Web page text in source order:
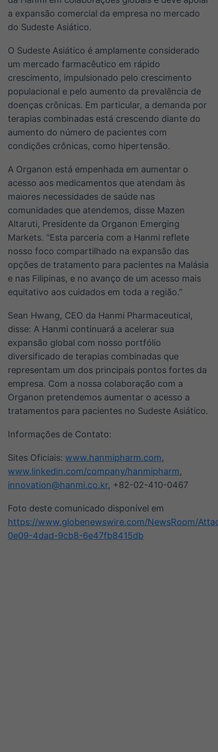
a expansão comercial da empresa no mercado
do Sudeste Asiático.
O Sudeste Asiático é amplamente considerado
um mercado farmacêutico em rápido
crescimento, impulsionado pelo crescimento
populacional e pelo aumento da prevalência de
doenças crônicas. Em particular, a demanda por
terapias combinadas está crescendo diante do
aumento do número de pacientes com
condições crônicas, como hipertensão.
A Organon está empenhada em aumentar o
acesso aos medicamentos que atendam às
maiores necessidades de saúde nas
comunidades que atendemos, disse Mazen
Altaruti, Presidente da Organon Emerging
Markets. “Esta parceria com a Hanmi reflete
nosso foco compartilhado na expansão das
opções de tratamento para pacientes na Malásia
e nas Filipinas, e no avanço de um acesso mais
equitativo aos cuidados em toda a região.”
Sean Hwang, CEO da Hanmi Pharmaceutical,
disse: A Hanmi continuará a acelerar sua
expansão global com nosso portfólio
diversificado de terapias combinadas que
representam um dos principais pontos fortes da
empresa. Com a nossa colaboração com a
Organon pretendemos aumentar o acesso a
tratamentos para pacientes no Sudeste Asiático.
Informações de Contato:
Sites Oficiais: www.hanmipharm.com,
www.linkedin.com/company/hanmipharm,
innovation@hanmi.co.kr, +82-02-410-0467
Foto deste comunicado disponível em
https://www.globenewswire.com/NewsRoom/
0e09-4dad-9cb8-6e47fb8415db